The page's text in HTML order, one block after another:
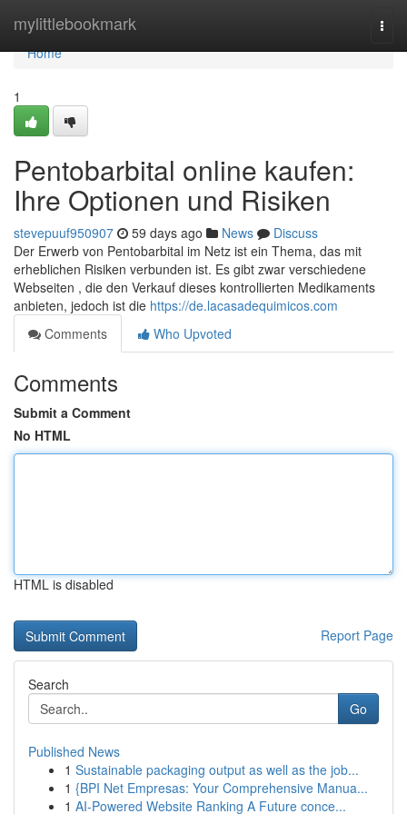
mylittlebookmark
Home
Home
1
Pentobarbital online kaufen:
Ihre Optionen und Risiken
stevepuuf950907 59 days ago News
Discuss
Der Erwerb von Pentobarbital im Netz ist ein Thema, das mit
erheblichen Risiken verbunden ist. Es gibt zwar verschiedene
Webseiten , die den Verkauf dieses kontrollierten Medikaments
anbieten, jedoch ist die https://de.lacasadequimicos.com
Comments
Who Upvoted
Comments
Submit a Comment
No HTML
HTML is disabled
Report Page
Search
Go
Published News
1 Sustainable packaging output as well as the job...
1 {BPI Net Empresas: Your Comprehensive Manua...
1 AI-Powered Website Ranking A Future conce...